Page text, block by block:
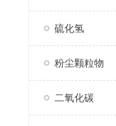
硫化氢
粉尘颗粒物
二氧化碳